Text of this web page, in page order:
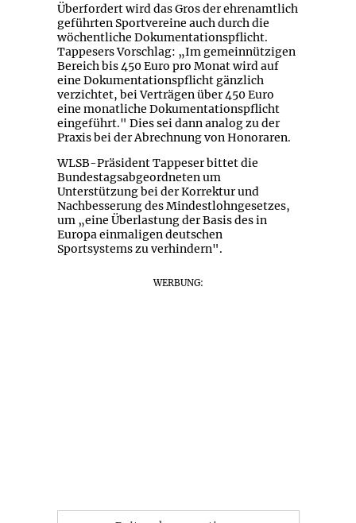
Überfordert wird das Gros der ehrenamtlich
geführten Sportvereine auch durch die
wöchentliche Dokumentationspflicht.
Tappesers Vorschlag: „Im gemeinnützigen
Bereich bis 450 Euro pro Monat wird auf
eine Dokumentationspflicht gänzlich
verzichtet, bei Verträgen über 450 Euro
eine monatliche Dokumentationspflicht
eingeführt." Dies sei dann analog zu der
Praxis bei der Abrechnung von Honoraren.
WLSB-Präsident Tappeser bittet die
Bundestagsabgeordneten um
Unterstützung bei der Korrektur und
Nachbesserung des Mindestlohngesetzes,
um „eine Überlastung der Basis des in
Europa einmaligen deutschen
Sportsystems zu verhindern".
WERBUNG: